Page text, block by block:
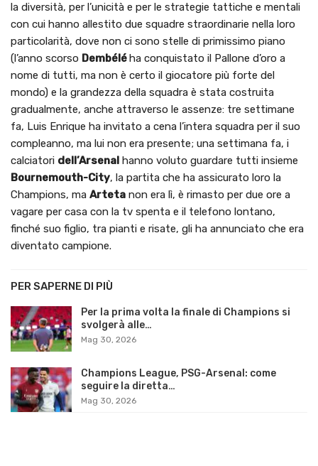
la diversità, per l’unicità e per le strategie tattiche e mentali
con cui hanno allestito due squadre straordinarie nella loro
particolarità, dove non ci sono stelle di primissimo piano
(l’anno scorso Dembéléha conquistato il Pallone d’oro a
nome di tutti, ma non è certo il giocatore più forte del
mondo) e la grandezza della squadra è stata costruita
gradualmente, anche attraverso le assenze: tre settimane
fa, Luis Enrique ha invitato a cena l’intera squadra per il suo
compleanno, ma lui non era presente; una settimana fa, i
calciatori dell’Arsenal hanno voluto guardare tutti insieme
Bournemouth-City, la partita che ha assicurato loro la
Champions, ma Arteta non era lì, è rimasto per due ore a
vagare per casa con la tv spenta e il telefono lontano,
finché suo figlio, tra pianti e risate, gli ha annunciato che era
diventato campione.
PER SAPERNE DI PIÙ
Per la prima volta la finale di Champions si
svolgerà alle…
Mag 30, 2026
Champions League, PSG-Arsenal: come
seguire la diretta…
Mag 30, 2026